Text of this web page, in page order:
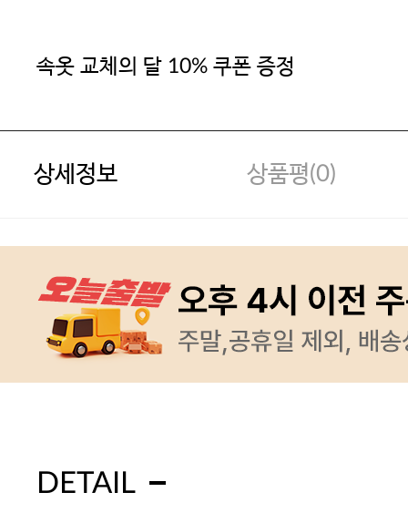
속옷 교체의 달 10% 쿠폰 증정
상세정보 상품평(0)
DETAIL